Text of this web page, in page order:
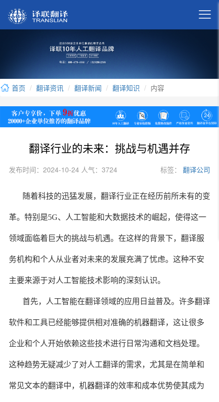

首页 翻译资讯 翻译新闻 翻译知识 内容
翻译行业的未来：挑战与机遇并存
发布时间：2024-10-24 人气：3724 标签： 翻译公司
随着科技的迅猛发展，翻译行业正在经历前所未有的变
革。特别是5G、人工智能和大数据技术的崛起，使得这一
领域面临着巨大的挑战与机遇。在这样的背景下，翻译服
务机构和个人从业者对未来的发展充满了忧虑。这种不安
主要来源于对人工智能技术影响的深刻认识。
首先，人工智能在翻译领域的应用日益普及。许多翻译
软件和工具已经能够提供相对准确的机器翻译，这让很多
企业和个人开始依赖这些技术进行日常沟通和文档处理。
这种趋势无疑减少了对人工翻译的需求，尤其是在简单和
常见文本的翻译中，机器翻译的效率和成本优势使其成为